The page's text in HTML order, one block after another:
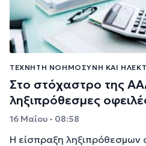
ΤΕΧΝΗΤΉ ΝΟΗΜΟΣΎΝΗ ΚΑΙ
Στο στόχαστρο της
ληξιπρόθεσμες
16 Μαΐου - 08:58
Η είσπραξη ληξιπρόθεσμων